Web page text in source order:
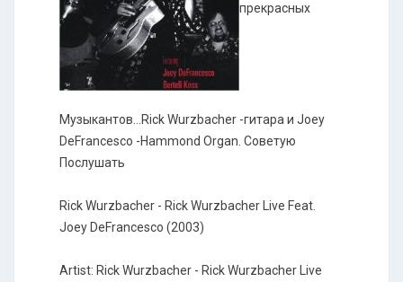
прекрасных
Музыкантов...Rick Wurzbacher -гитара и Joey
DeFrancesco -Hammond Organ. Советую
Послушать
Rick Wurzbacher - Rick Wurzbacher Live Feat.
Joey DeFrancesco (2003)
Artist: Rick Wurzbacher - Rick Wurzbacher Live